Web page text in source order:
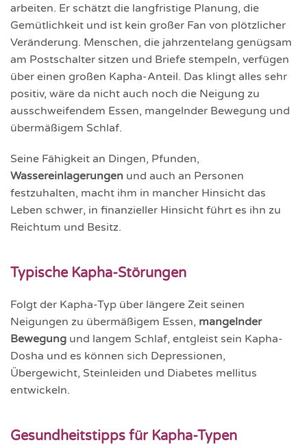
arbeiten. Er schätzt die langfristige Planung, die
Gemütlichkeit und ist kein großer Fan von plötzlicher
Veränderung. Menschen, die jahrzentelang genügsam
am Postschalter sitzen und Briefe stempeln, verfügen
über einen großen Kapha-Anteil. Das klingt alles sehr
positiv, wäre da nicht auch noch die Neigung zu
ausschweifendem Essen, mangelnder Bewegung und
übermäßigem Schlaf.
Seine Fähigkeit an Dingen, Pfunden,
Wassereinlagerungen und auch an Personen
festzuhalten, macht ihm in mancher Hinsicht das
Leben schwer, in finanzieller Hinsicht führt es ihn zu
Reichtum und Besitz.
Typische Kapha-Störungen
Folgt der Kapha-Typ über längere Zeit seinen
Neigungen zu übermäßigem Essen, mangelnder
Bewegung und langem Schlaf, entgleist sein Kapha-
Dosha und es können sich Depressionen,
Übergewicht, Steinleiden und Diabetes mellitus
entwickeln.
Gesundheitstipps für Kapha-Typen